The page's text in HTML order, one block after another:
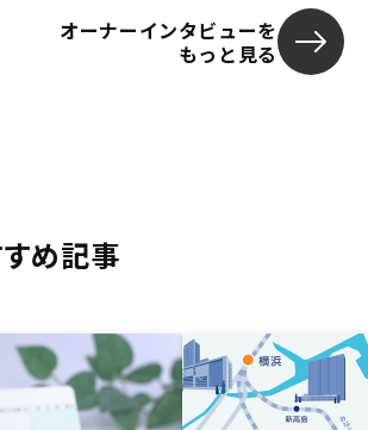
オーナーインタビューを
もっと見る
め記事